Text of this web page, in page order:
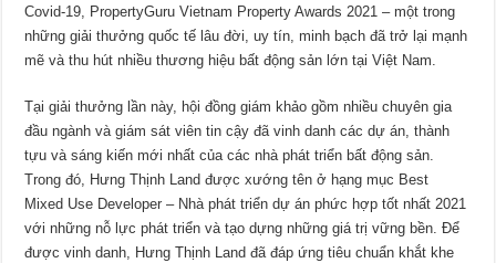
Covid-19, PropertyGuru Vietnam Property Awards 2021 – một trong
những giải thưởng quốc tế lâu đời, uy tín, minh bạch đã trở lại mạnh
mẽ và thu hút nhiều thương hiệu bất động sản lớn tại Việt Nam.
Tại giải thưởng lần này, hội đồng giám khảo gồm nhiều chuyên gia
đầu ngành và giám sát viên tin cậy đã vinh danh các dự án, thành
tựu và sáng kiến mới nhất của các nhà phát triển bất động sản.
Trong đó, Hưng Thịnh Land được xướng tên ở hạng mục Best
Mixed Use Developer – Nhà phát triển dự án phức hợp tốt nhất 2021
với những nỗ lực phát triển và tạo dựng những giá trị vững bền. Để
được vinh danh, Hưng Thịnh Land đã đáp ứng tiêu chuẩn khắt khe